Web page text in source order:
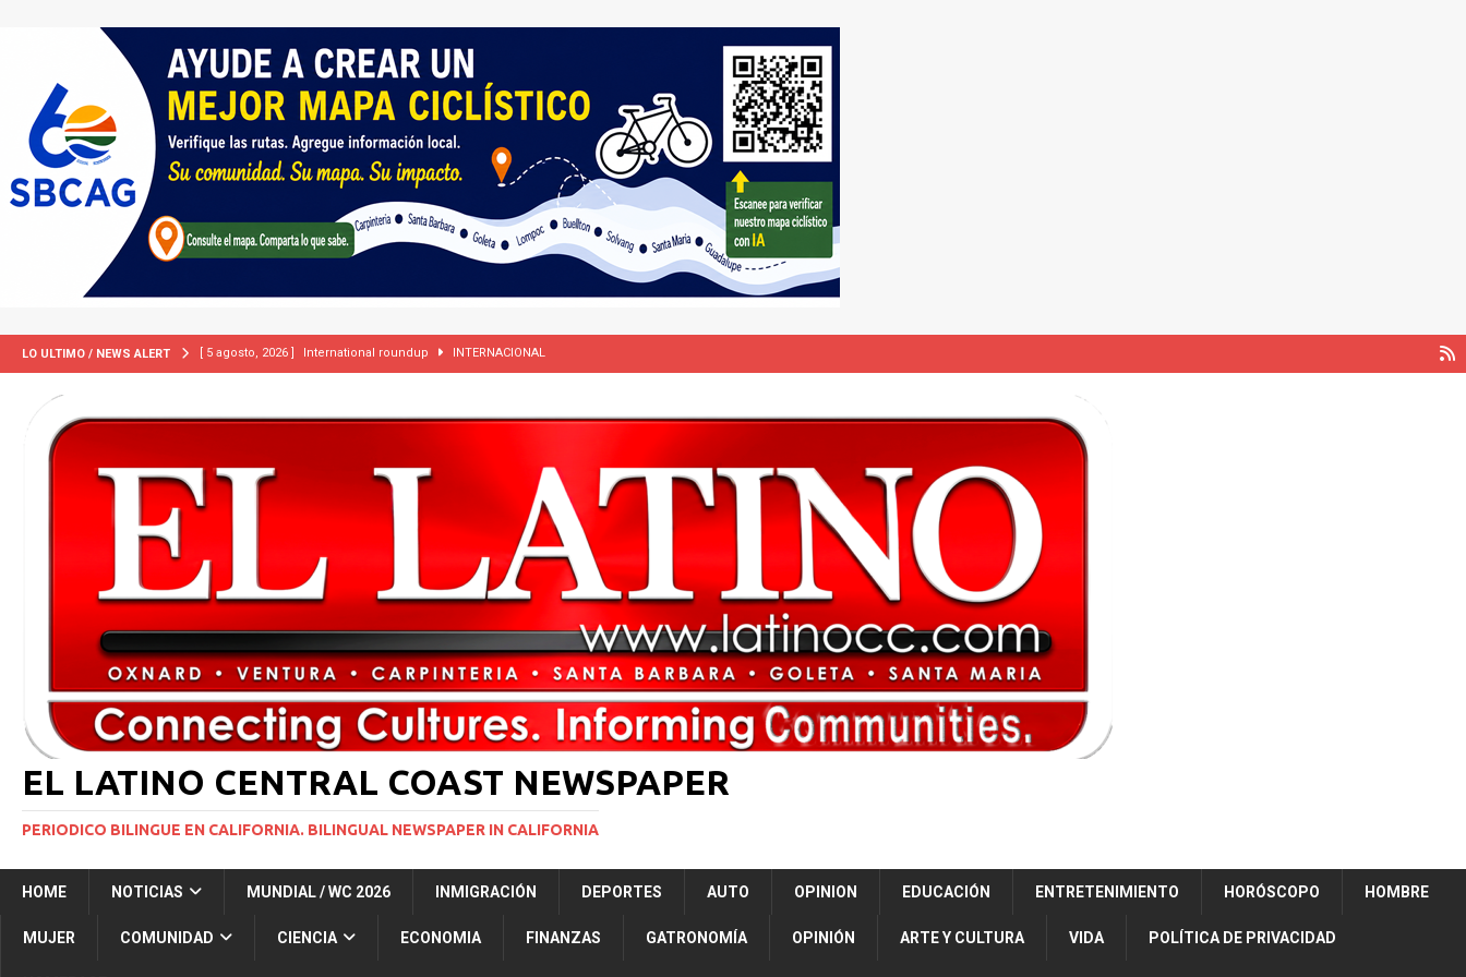
LO ULTIMO / NEWS ALERT [ 5 agosto, 2026 ] International roundup INTERNACIONAL
[ 2 julio, 2024 ] Colombia apaga el ‘efecto Vini’. Brasil 1 – Colombia 1 DEPORTE
Corte Suprema levanta suspensión a ley de Texas que permite a la policía detener a migrantes
INMIGRACIÓN
Potente tormenta invernal desatará la mayor nevada en lo que va del año en California NACIONALES
[ 6 agosto, 2026 ] Trump firma dos medidas ejecutivas para restringir la ciudadanía por nacimiento y el “turismo de parto”
[ 5 agosto, 2026 ] Resumen internacional INTERNACIONAL
EL LATINO CENTRAL COAST NEWSPAPER
PERIODICO BILINGUE EN CALIFORNIA. BILINGUAL NEWSPAPER IN CALIFORNIA
HOME NOTICIAS MUNDIAL / WC 2026 INMIGRACIÓN DEPORTES AUTO OPINION EDUCACIÓN ENTRETENIMIENTO HORÓSCOPO HOMBRE
MUJER COMUNIDAD CIENCIA ECONOMIA FINANZAS GATRONOMÍA OPINIÓN ARTE Y CULTURA VIDA POLÍTICA DE PRIVACIDAD